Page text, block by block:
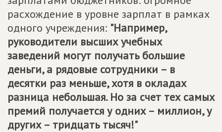
расхождение в уровне зарплат в рамках
одного учреждения: "Например,
руководители высших учебных
заведений могут получать большие
деньги, а рядовые сотрудники – в
десятки раз меньше, хотя в окладах
разница небольшая. Но за счет тех самых
премий получается у одних – миллион, у
других – тридцать тысяч!"